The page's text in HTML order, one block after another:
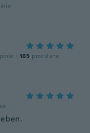
· 165 przesłane